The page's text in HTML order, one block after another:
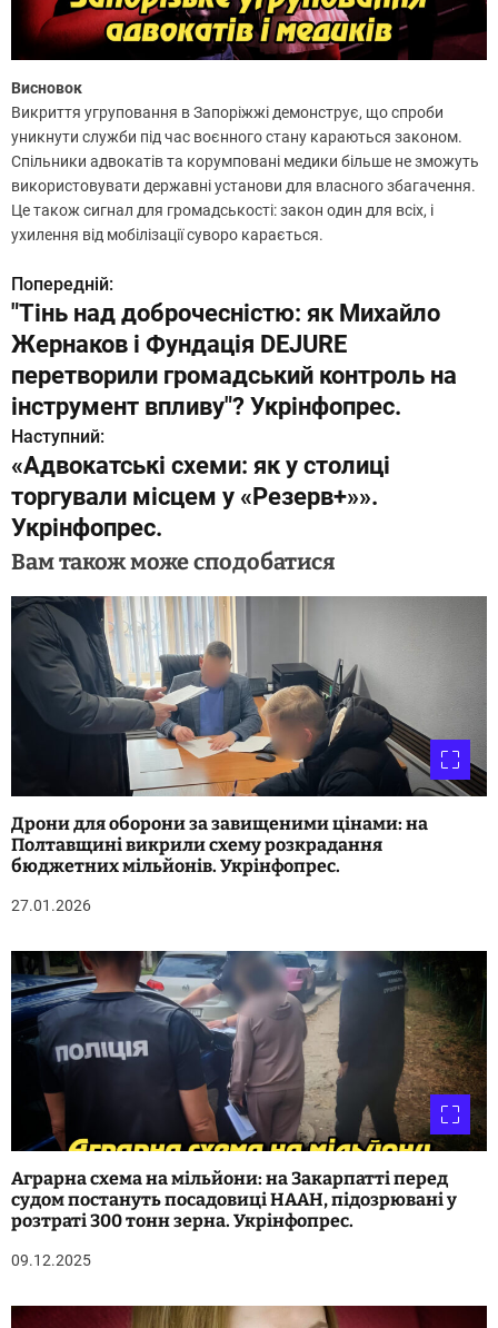
Висновок
Викриття угруповання в Запоріжжі демонструє, що спроби
уникнути служби під час воєнного стану караються законом.
Спільники адвокатів та корумповані медики більше не зможуть
використовувати державні установи для власного збагачення.
Це також сигнал для громадськості: закон один для всіх, і
ухилення від мобілізації суворо карається.
Н
а
в
і
г
а
ц
я
з
и
с
і
Попередній:
"Тінь над доброчесністю: як Михайло
Жернаков і Фундація DEJURE
перетворили громадський контроль на
інструмент впливу"? Укрінфопрес.
Наступний:
«Адвокатські схеми: як у столиці
торгували місцем у «Резерв+»».
Укрінфопрес.
Вам також може сподобатися
Дрони для оборони за завищеними цінами: на
Полтавщині викрили схему розкрадання
бюджетних мільйонів. Укрінфопрес.
27.01.2026
Аграрна схема на мільйони: на Закарпатті перед
судом постануть посадовиці НААН, підозрювані у
розтраті 300 тонн зерна. Укрінфопрес.
09.12.2025